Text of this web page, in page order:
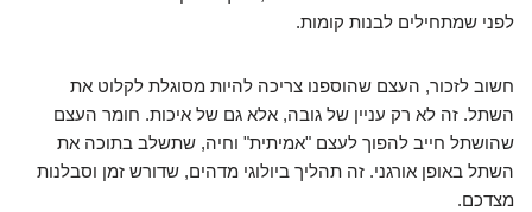
לפני שמתחילים לבנות קומות.
חשוב לזכור, העצם שהוספנו צריכה להיות מסוגלת לקלוט את
השתל. זה לא רק עניין של גובה, אלא גם של איכות. חומר העצם
שהושתל חייב להפוך לעצם "אמיתית" וחיה, שתשלב בתוכה את
השתל באופן אורגני. זה תהליך ביולוגי מדהים, שדורש זמן וסבלנות
מצדכם.